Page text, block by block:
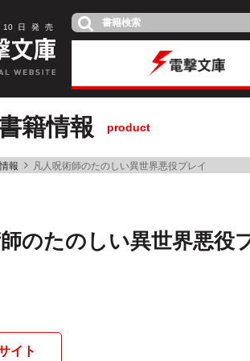
10 日 発 売
籍情報 product
報 凡人呪術師のたのしい異世界悪役プレイ
のたのしい異世界悪役
イト